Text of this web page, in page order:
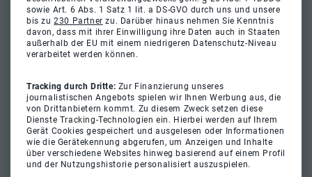
sowie Art. 6 Abs. 1 Satz 1 lit. a DS-GVO durch uns und unsere
bis zu230 Partner zu. Darüber hinaus nehmen Sie Kenntnis
davon, dass mit ihrer Einwilligung ihre Daten auch in Staaten
außerhalb der EU mit einem niedrigeren Datenschutz-Niveau
verarbeitet werden können.
Tracking durch Dritte: Zur Finanzierung unseres
journalistischen Angebots spielen wir Ihnen Werbung aus, die
von Drittanbietern kommt. Zu diesem Zweck setzen diese
Dienste Tracking-Technologien ein. Hierbei werden auf Ihrem
Gerät Cookies gespeichert und ausgelesen oder Informationen
wie die Gerätekennung abgerufen, um Anzeigen und Inhalte
über verschiedene Websites hinweg basierend auf einem Profil
und der Nutzungshistorie personalisiert auszuspielen.